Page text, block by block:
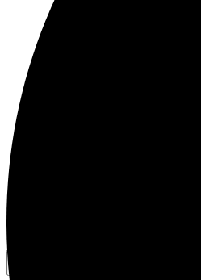
Vergelijkbare fietsen